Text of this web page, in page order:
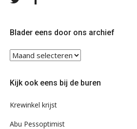
Blader eens door ons archief
Blader
eens
ons
Kijk ook eens bij de buren
Krewinkel krijst
Abu Pessoptimist